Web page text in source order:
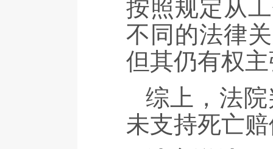
按照规定从
不同的法律
但其仍有权
综上，法
未支持死亡